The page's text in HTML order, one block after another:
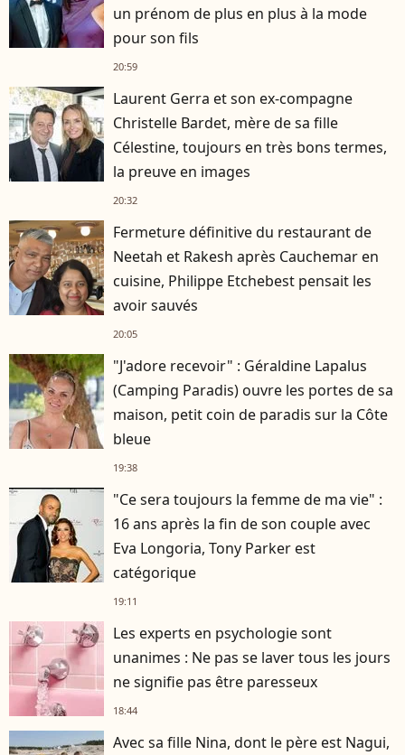
un prénom de plus en plus à la mode
pour son fils
20:59
Laurent Gerra et son ex-compagne
Christelle Bardet, mère de sa fille
Célestine, toujours en très bons termes,
la preuve en images
20:32
Fermeture définitive du restaurant de
Neetah et Rakesh après Cauchemar en
cuisine, Philippe Etchebest pensait les
avoir sauvés
20:05
"J'adore recevoir" : Géraldine Lapalus
(Camping Paradis) ouvre les portes de sa
maison, petit coin de paradis sur la Côte
bleue
19:38
"Ce sera toujours la femme de ma vie" :
16 ans après la fin de son couple avec
Eva Longoria, Tony Parker est
catégorique
19:11
Les experts en psychologie sont
unanimes : Ne pas se laver tous les jours
ne signifie pas être paresseux
18:44
Avec sa fille Nina, dont le père est Nagui,